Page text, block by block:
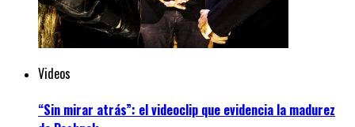
Videos
“Sin mirar atrás”: el videoclip que evidencia la madurez